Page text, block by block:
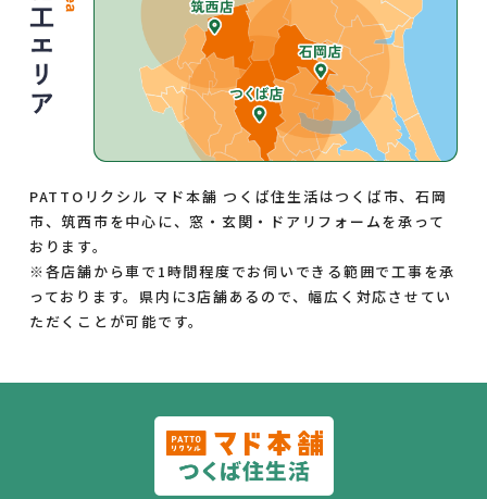
PATTOリクシル マド本舗 つくば住生活はつくば市、石岡
市、筑西市を中心に、窓・玄関・ドアリフォームを承って
おります。
※各店舗から車で1時間程度でお伺いできる範囲で工事を承
っております。県内に3店舗あるので、幅広く対応させてい
ただくことが可能です。